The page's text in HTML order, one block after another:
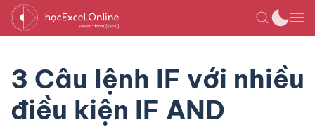
3 Câu lệnh IF với nhiều
điều kiện IF AND